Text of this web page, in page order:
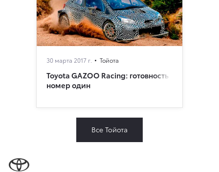
30 марта 2017 г. Тойота
Toyota GAZOO Racing: готовность
номер один
Все Тойота